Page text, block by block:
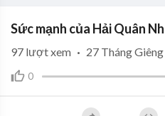
Sức mạnh của Hải Quân
0
97 lượt xem · 27 Tháng